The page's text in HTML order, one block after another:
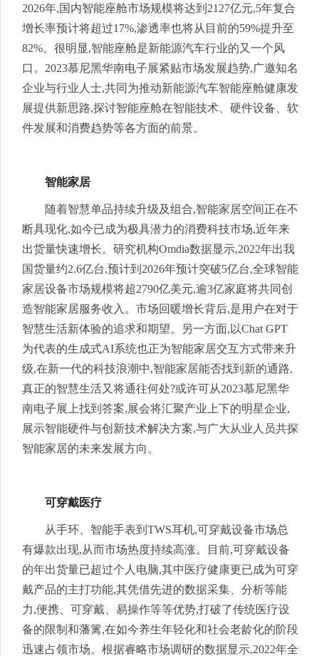
2026年,国内智能座舱市场规模将达到2127亿元,5年复合
增长率预计将超过17%,渗透率也将从目前的59%提升至
82%。很明显,智能座舱是新能源汽车行业的又一个风
口。2023慕尼黑华南电子展紧贴市场发展趋势,广邀知名
企业与行业人士,共同为推动新能源汽车智能座舱健康发
展提供新思路,探讨智能座舱在智能技术、硬件设备、软
件发展和消费趋势等各方面的前景。
智能家居
随着智慧单品持续升级及组合,智能家居空间正在不
断具现化,如今已成为极具潜力的消费科技市场,近年来
出货量快速增长。研究机构Omdia数据显示,2022年出我
国货量约2.6亿台,预计到2026年预计突破5亿台,全球智能
家居设备市场规模将超2790亿美元,逾3亿家庭将共同创
造智能家居服务收入。市场回暖增长背后,是用户在对于
智慧生活新体验的追求和期望。另一方面,以Chat GPT
为代表的生成式AI系统也正为智能家居交互方式带来升
级,在新一代的科技浪潮中,智能家居能否找到新的通路,
真正的智慧生活又将通往何处?或许可从2023慕尼黑华
南电子展上找到答案,展会将汇聚产业上下的明星企业,
展示智能硬件与创新技术解决方案,与广大从业人员共探
智能家居的未来发展方向。
可穿戴医疗
从手环、智能手表到TWS耳机,可穿戴设备市场总
有爆款出现,从而市场热度持续高涨。目前,可穿戴设备
的年出货量已超过个人电脑,其中医疗健康更已成为可穿
戴产品的主打功能,其凭借先进的数据采集、分析等能
力,便携、可穿戴、易操作等等优势,打破了传统医疗设
备的限制和藩篱,在如今养生年轻化和社会老龄化的阶段
迅速占领市场。根据睿略市场调研的数据显示,2022年全